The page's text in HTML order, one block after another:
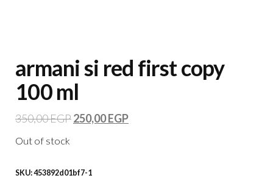
armani si red first copy
100 ml
350,00EGP250,00EGP
Out of stock
SKU:453892d01bf7-1